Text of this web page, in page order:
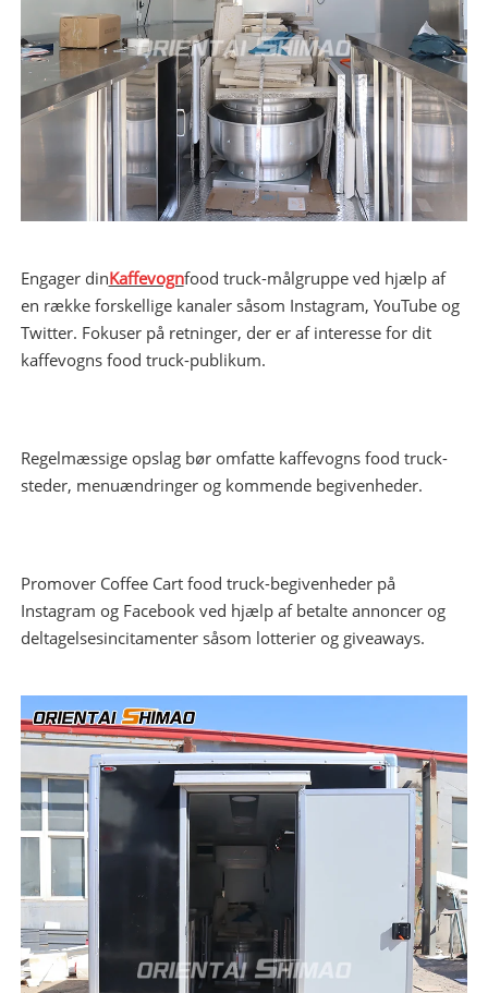
Engager dinKaffevognfood truck-målgruppe ved hjælp af
en række forskellige kanaler såsom Instagram, YouTube og
Twitter. Fokuser på retninger, der er af interesse for dit
kaffevogns food truck-publikum.
Regelmæssige opslag bør omfatte kaffevogns food truck-
steder, menuændringer og kommende begivenheder.
Promover Coffee Cart food truck-begivenheder på
Instagram og Facebook ved hjælp af betalte annoncer og
deltagelsesincitamenter såsom lotterier og giveaways.